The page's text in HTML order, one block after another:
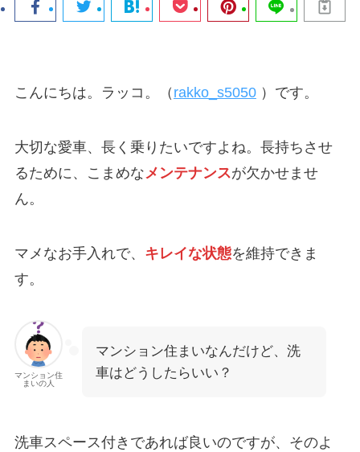
こんにちは。ラッコ。（ rakko_s5050）です。
大切な愛車、長く乗りたいですよね。長持ちさせ
るために、こまめな メンテナンスが欠かせませ
ん。
マメなお手入れで、 キレイな状態を維持できま
す。
マンション住
まいの人
マンション住まいなんだけど、洗
車はどうしたらいい？
洗車スペース付きであれば良いのですが、そのよ